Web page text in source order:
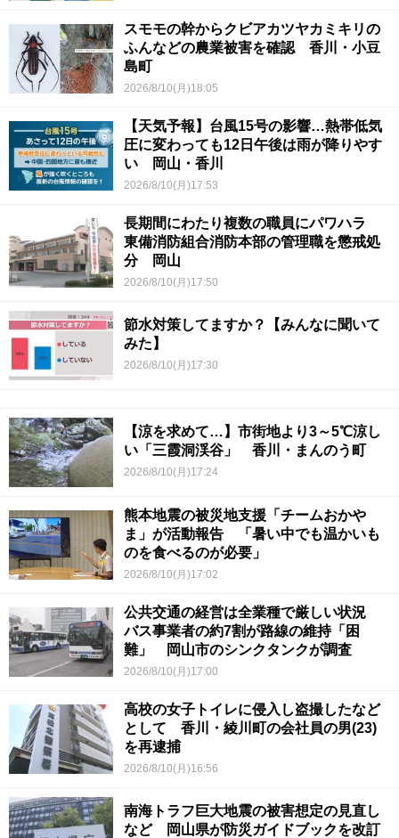
スモモの幹からクビアカツヤカミキリの
ふんなどの農業被害を確認 香川・小豆
島町
2026/8/10(月)18:05
【天気予報】台風15号の影響…熱帯低気
圧に変わっても12日午後は雨が降りやす
い 岡山・香川
2026/8/10(月)17:53
長期間にわたり複数の職員にパワハラ
東備消防組合消防本部の管理職を懲戒処
分 岡山
2026/8/10(月)17:50
節水対策してますか？【みんなに聞いて
みた】
2026/8/10(月)17:30
【涼を求めて…】市街地より3～5℃涼し
い「三霞洞渓谷」 香川・まんのう町
2026/8/10(月)17:24
熊本地震の被災地支援「チームおかや
ま」が活動報告 「暑い中でも温かいも
のを食べるのが必要」
2026/8/10(月)17:02
公共交通の経営は全業種で厳しい状況
バス事業者の約7割が路線の維持「困
難」 岡山市のシンクタンクが調査
2026/8/10(月)17:00
高校の女子トイレに侵入し盗撮したなど
として 香川・綾川町の会社員の男(23)
を再逮捕
2026/8/10(月)16:56
南海トラフ巨大地震の被害想定の見直し
など 岡山県が防災ガイドブックを改訂